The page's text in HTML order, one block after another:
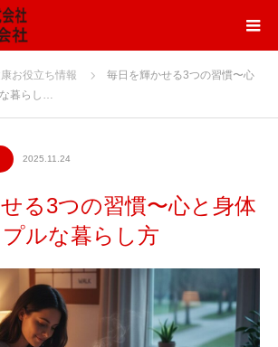
お役立ち情報
毎日を輝かせる3つの習慣〜心
暮らし…
2025.11.24
る3つの習慣〜心と身体
ルな暮らし方